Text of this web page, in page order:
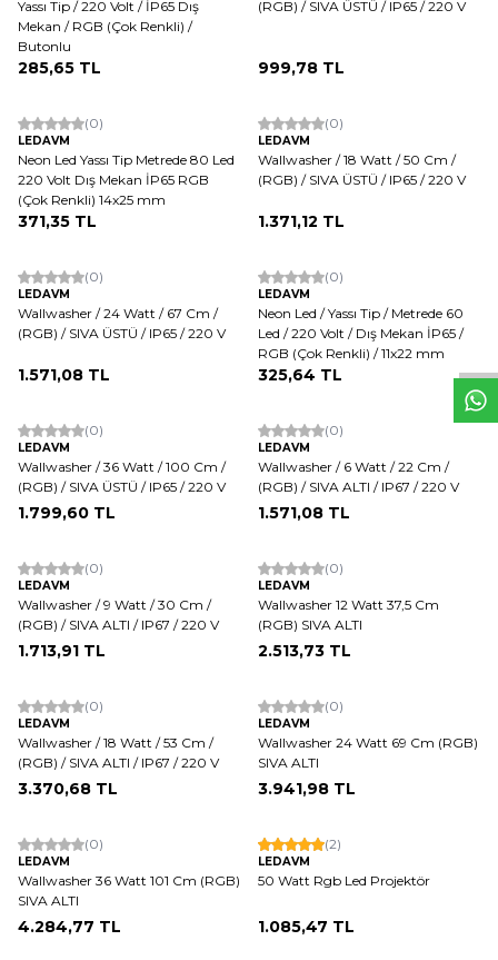
Yassı Tip / 220 Volt / İP65 Dış
Mekan / RGB (Çok Renkli) /
Butonlu
285,65 TL
(RGB) / SIVA ÜSTÜ / IP65 / 220 V
999,78 TL
(0)
LEDAVM
Neon Led Yassı Tip Metrede 80 Led
220 Volt Dış Mekan İP65 RGB
(Çok Renkli) 14x25 mm
371,35 TL
(0)
LEDAVM
Wallwasher / 18 Watt / 50 Cm /
(RGB) / SIVA ÜSTÜ / IP65 / 220 V
1.371,12 TL
(0)
LEDAVM
Wallwasher / 24 Watt / 67 Cm /
(RGB) / SIVA ÜSTÜ / IP65 / 220 V
1.571,08 TL
(0)
LEDAVM
Neon Led / Yassı Tip / Metrede 60
Led / 220 Volt / Dış Mekan İP65 /
RGB (Çok Renkli) / 11x22 mm
325,64 TL
(0)
LEDAVM
Wallwasher / 36 Watt / 100 Cm /
(RGB) / SIVA ÜSTÜ / IP65 / 220 V
1.799,60 TL
(0)
LEDAVM
Wallwasher / 6 Watt / 22 Cm /
(RGB) / SIVA ALTI / IP67 / 220 V
1.571,08 TL
(0)
LEDAVM
Wallwasher / 9 Watt / 30 Cm /
(RGB) / SIVA ALTI / IP67 / 220 V
1.713,91 TL
(0)
LEDAVM
Wallwasher 12 Watt 37,5 Cm
(RGB) SIVA ALTI
2.513,73 TL
(0)
LEDAVM
Wallwasher / 18 Watt / 53 Cm /
(RGB) / SIVA ALTI / IP67 / 220 V
3.370,68 TL
(0)
LEDAVM
Wallwasher 24 Watt 69 Cm (RGB)
SIVA ALTI
3.941,98 TL
(0)
LEDAVM
Wallwasher 36 Watt 101 Cm (RGB)
SIVA ALTI
4.284,77 TL
(2)
LEDAVM
50 Watt Rgb Led Projektör
1.085,47 TL